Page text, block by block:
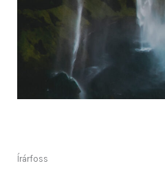
Írárfoss